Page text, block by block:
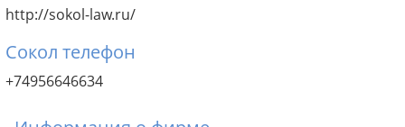
http://sokol-law.ru/
Сокол телефон
+74956646634